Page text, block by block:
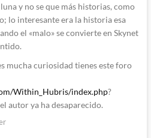
y no se que más historias, como
lo interesante era la historia esa
el «malo» se convierte en Skynet
mucha curiosidad tienes este foro
Within_Hubris/index.php?
autor ya ha desaparecido.